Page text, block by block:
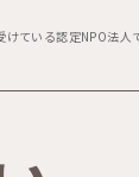
ている認定NPO法人